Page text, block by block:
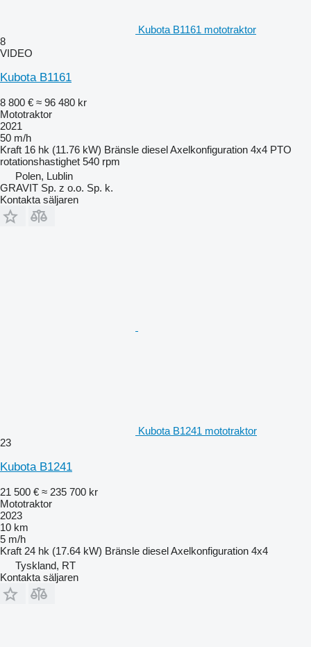
Kubota B1161 mototraktor
8
VIDEO
Kubota B1161
8 800 € ≈ 96 480 kr
Mototraktor
2021
50 m/h
Kraft 16 hk (11.76 kW) Bränsle dieselAxelkonfiguration 4x4 PTO
rotationshastighet 540 rpm
Polen, Lublin
GRAVIT Sp. z o.o. Sp. k.
Kontakta säljaren
Kubota B1241 mototraktor
23
Kubota B1241
21 500 € ≈ 235 700 kr
Mototraktor
2023
10 km
5 m/h
Kraft 24 hk (17.64 kW) Bränsle dieselAxelkonfiguration 4x4
Tyskland, RT
Kontakta säljaren